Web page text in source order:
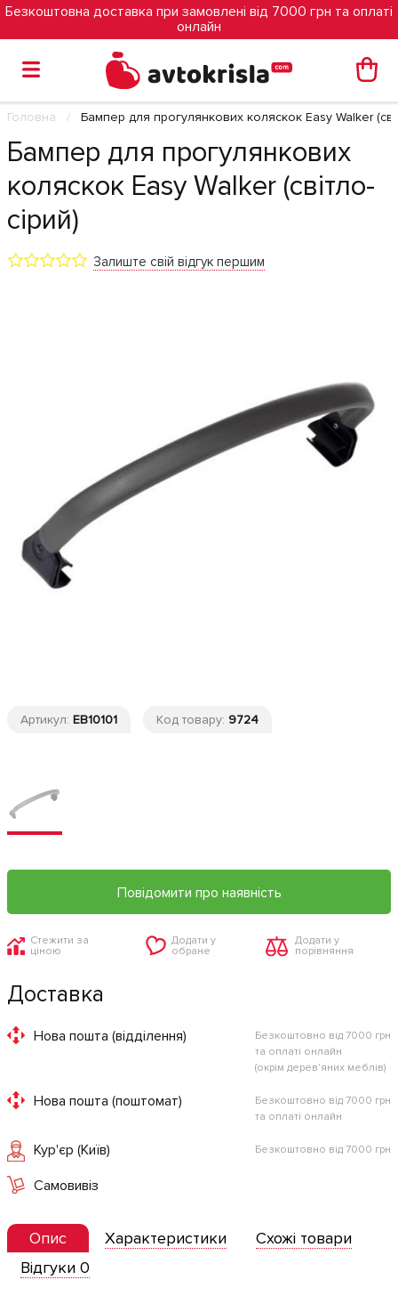
Безкоштовна доставка при замовлені від 7000 грн та оплаті
онлайн
Головна Бампер для прогулянкових коляскок Easy Walker
Бампер для прогулянкових
коляскок Easy Walker (світло-
сірий)
Залиште свій відгук першим
Артикул: ЕВ10101 Код товару: 9724
Повідомити про наявність
Стежити за
ціною
Додати у
обране
Додати у
порівняння
Доставка
Нова пошта (відділення)
Безкоштовно від 7000 грн
та оплаті онлайн
(окрім дерев'яних меблів)
Нова пошта (поштомат)
Безкоштовно від 7000 грн
та оплаті онлайн
Кур'єр (Київ) Безкоштовно від 7000 грн
Самовивіз
Опис Характеристики
Схожі товари
Відгуки 0